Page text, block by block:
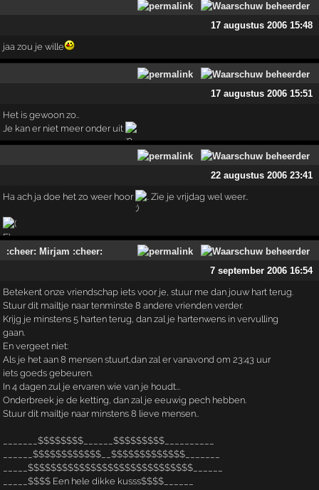
17 augustus 2006 15:48
jaa zou je wille
17 augustus 2006 15:51
Het is gewoon zo..
Je kan er niet meer onder uit
22 augustus 2006 23:41
Ha ach ja doe het zo weer hoor .. Zie je vrijdag wel weer..
:cheer: Mirjam :cheer:
7 september 2006 16:54
Betekent onze vriendschap iets voor je, stuur me dan jouw hart terug.
Stuur dit mailtje naar tenminste 8 andere vrienden verder.
Krijg je minstens 5 harten terug, dan zal je hartenwens in vervulling
gaan.
En vergeet niet:
Als je het aan 8 mensen stuurt,dan zal er vanavond om 23:43 uur
iets goeds gebeuren.
In 4 dagen zul je ervaren wie van je houdt...
Onderbreek je de ketting, dan zal je eeuwig pech hebben.
Stuur dit mailtje naar minstens 8 lieve mensen..
_______$$$$$$$$______$$$$$$$$$__________
______$$$$$$$$$$$$__$$$$$$$$$$$$$_______
_____$$$$$$$$$$$$$$$$$$$$$$$$$$$$$______
_____$$$$ Een hele dikke kusss$$$$______